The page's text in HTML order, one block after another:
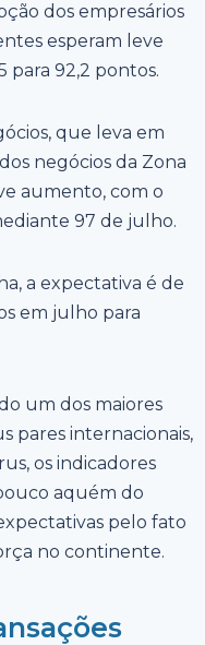
dos empresários
esperam leve
para 92,2 pontos.
que leva em
negócios da Zona
aumento, com o
97 de julho.
a expectativa é de
em julho para
um dos maiores
pares internacionais,
os indicadores
aquém do
pelo fato
no continente.